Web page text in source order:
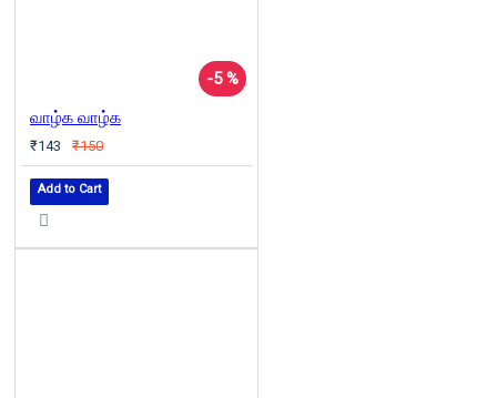
-5 %
வாழ்க வாழ்க
₹143 ₹150
Add to Cart